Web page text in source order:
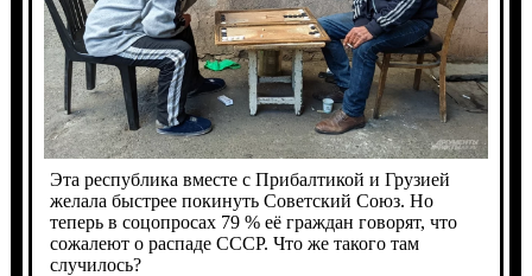
Эта республика вместе с Прибалтикой и Грузией
желала быстрее покинуть Советский Союз. Но
теперь в соцопросах 79 % её граждан говорят, что
сожалеют о распаде СССР. Что же такого там
случилось?